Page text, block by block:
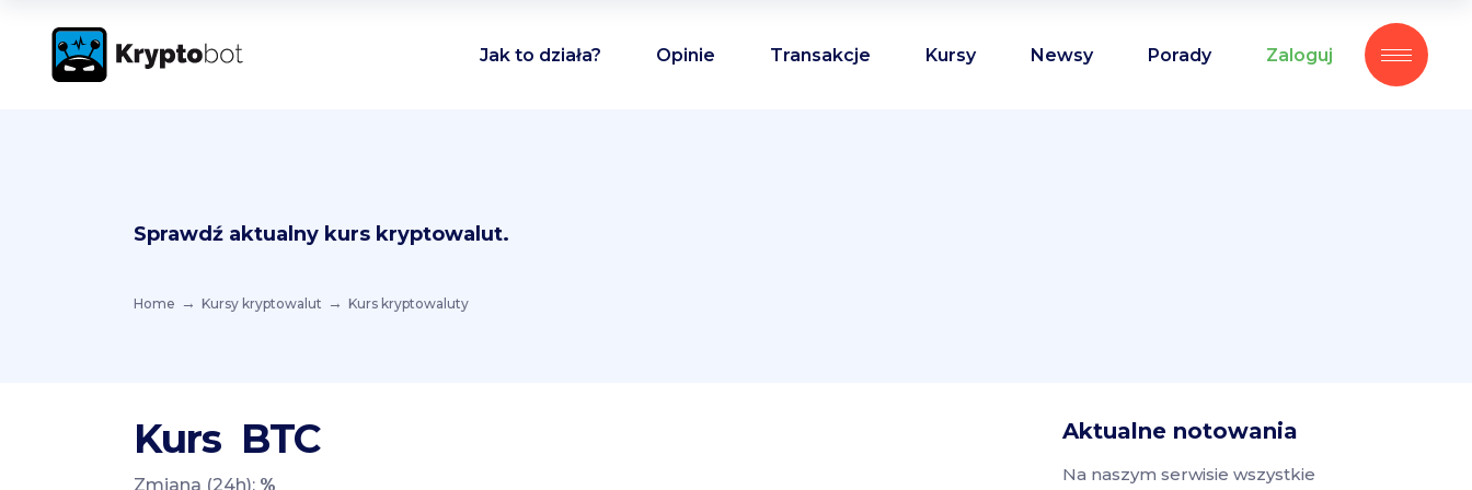
Jak to działa? Opinie Transakcje Kursy Newsy Porady Zaloguj
Sprawdź aktualny kurs kryptowalut.
Home Kursy kryptowalut Kurs kryptowaluty
Kurs BTC
Zmiana (24h): %
Aktualne notowania
Na naszym serwisie wszystkie